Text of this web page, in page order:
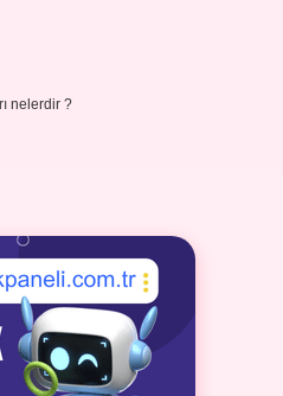
nelerdir ?